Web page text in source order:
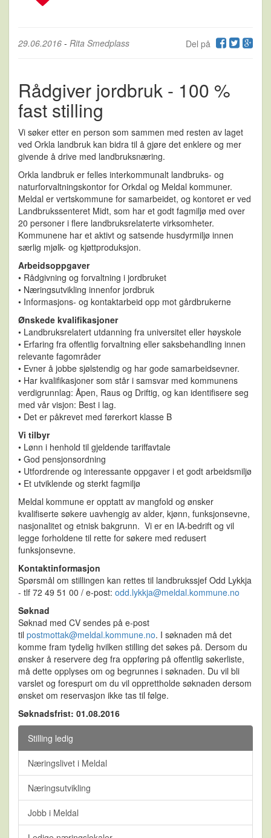
Del på
29.06.2016 - Rita Smedplass
Rådgiver jordbruk - 100 %
fast stilling
Vi søker etter en person som sammen med resten av laget
ved Orkla landbruk kan bidra til å gjøre det enklere og mer
givende å drive med landbruksnæring.
Orkla landbruk er felles interkommunalt landbruks- og
naturforvaltningskontor for Orkdal og Meldal kommuner.
Meldal er vertskommune for samarbeidet, og kontoret er ved
Landbrukssenteret Midt, som har et godt fagmiljø med over
20 personer i flere landbruksrelaterte virksomheter.
Kommunene har et aktivt og satsende husdyrmiljø innen
særlig mjølk- og kjøttproduksjon.
Arbeidsoppgaver
• Rådgivning og forvaltning i jordbruket
• Næringsutvikling innenfor jordbruk
• Informasjons- og kontaktarbeid opp mot gårdbrukerne
Ønskede kvalifikasjoner
• Landbruksrelatert utdanning fra universitet eller høyskole
• Erfaring fra offentlig forvaltning eller saksbehandling innen
relevante fagområder
• Evner å jobbe sjølstendig og har gode samarbeidsevner.
• Har kvalifikasjoner som står i samsvar med kommunens
verdigrunnlag: Åpen, Raus og Driftig, og kan identifisere seg
med vår visjon: Best i lag.
• Det er påkrevet med førerkort klasse B
Vi tilbyr
• Lønn i henhold til gjeldende tariffavtale
• God pensjonsordning
• Utfordrende og interessante oppgaver i et godt arbeidsmiljø
• Et utviklende og sterkt fagmiljø
Meldal kommune er opptatt av mangfold og ønsker
kvalifiserte søkere uavhengig av alder, kjønn, funksjonsevne,
nasjonalitet og etnisk bakgrunn. Vi er en IA-bedrift og vil
legge forholdene til rette for søkere med redusert
funksjonsevne.
Kontaktinformasjon
Spørsmål om stillingen kan rettes til landbrukssjef Odd Lykkja
- tlf 72 49 51 00 / e-post: odd.lykkja@meldal.kommune.no
Søknad
Søknad med CV sendes på e-post
til postmottak@meldal.kommune.no. I søknaden må det
komme fram tydelig hvilken stilling det søkes på. Dersom du
ønsker å reservere deg fra oppføring på offentlig søkerliste,
må dette opplyses om og begrunnes i søknaden. Du vil bli
varslet og forespurt om du vil opprettholde søknaden dersom
ønsket om reservasjon ikke tas til følge.
Søknadsfrist: 01.08.2016
Stilling ledig
Næringslivet i Meldal
Næringsutvikling
Jobb i Meldal